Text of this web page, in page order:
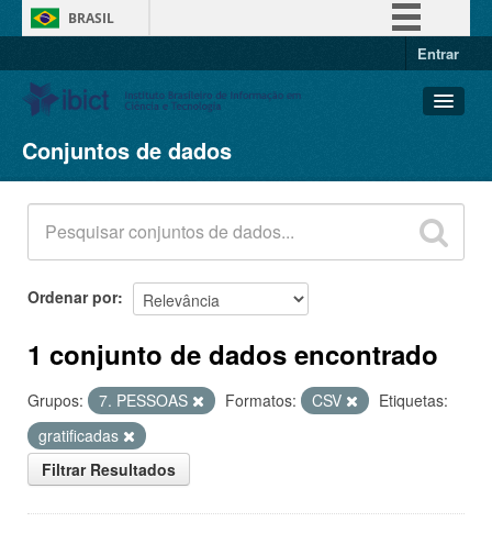
BRASIL
Entrar
Conjuntos de dados
Organizações
Grupos
Sobre
Conjuntos de dados
Ordenar por
1 conjunto de dados encontrado
Grupos: 7. PESSOAS Formatos: CSV
Etiquetas:
gratificadas
Filtrar Resultados